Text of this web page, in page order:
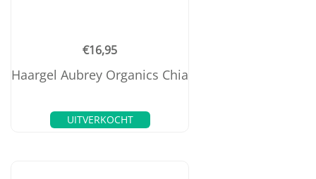
€16,95
Haargel Aubrey Organics Chia
UITVERKOCHT